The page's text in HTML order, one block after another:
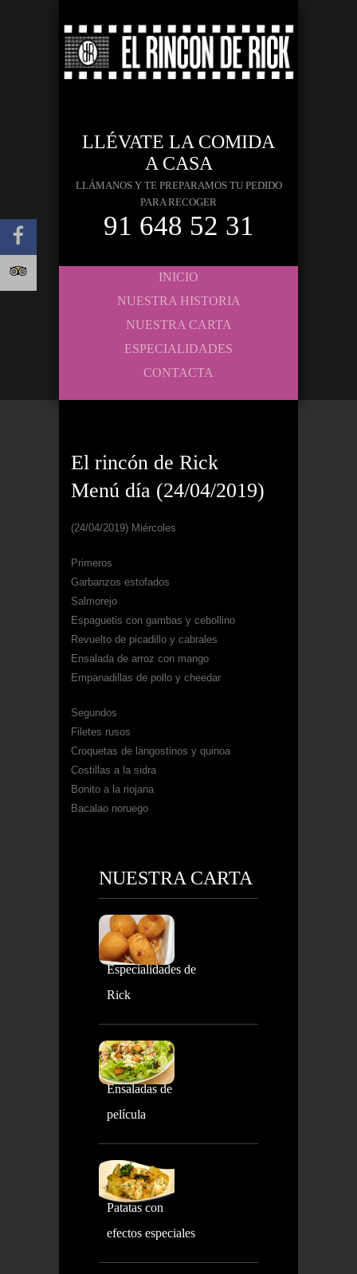
LLÉVATE LA COMIDA
A CASA
LLÁMANOS Y TE PREPARAMOS TU PEDIDO
PARA RECOGER
91 648 52 31
INICIO
NUESTRA HISTORIA
NUESTRA CARTA
ESPECIALIDADES
CONTACTA
El rincón de Rick
Menú día (24/04/2019)
(24/04/2019) Miércoles
Primeros
Garbanzos estofados
Salmorejo
Espaguetis con gambas y cebollino
Revuelto de picadillo y cabrales
Ensalada de arroz con mango
Empanadillas de pollo y cheedar
Segundos
Filetes rusos
Croquetas de langostinos y quinoa
Costillas a la sidra
Bonito a la riojana
Bacalao noruego
NUESTRA CARTA
Especialidades de
Rick
Ensaladas de
película
Patatas con
efectos especiales